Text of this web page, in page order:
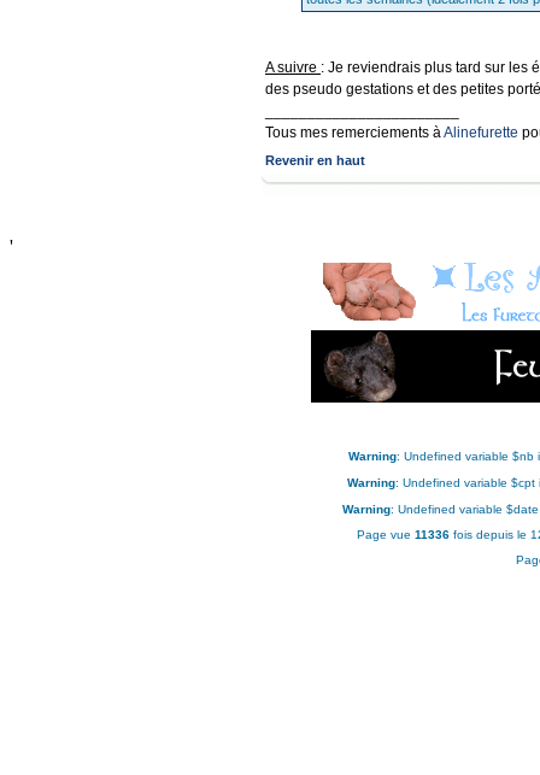
A suivre : Je reviendrais plus tard sur les
des pseudo gestations et des petites
Tous mes remerciements àAlinefurette
Revenir en haut
'
Warning: Undefined variable $nb
Warning: Undefined variable $cpt
Warning: Undefined variable
Page vue 11336 fois depuis le